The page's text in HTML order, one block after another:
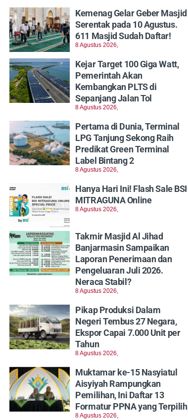
Kemenag Gelar Geber Masjid
Serentak pada 10 Agustus.
611 Masjid Sudah Daftar!
8 Agustus 2026,
Kejar Target 100 Giga Watt,
Pemerintah Akan
Kembangkan PLTS di
Sepanjang Jalan Tol
8 Agustus 2026,
Pertama di Dunia, Terminal
LPG Tanjung Sekong Raih
Predikat Green Terminal
Label Bintang 2
8 Agustus 2026,
Hanya Hari Ini! Flash Sale BSI
MITRAGUNA Online
8 Agustus 2026,
Takmir Masjid Al Jihad
Banjarmasin Sampaikan
Laporan Penerimaan dan
Pengeluaran Juli 2026.
Neraca Stabil?
8 Agustus 2026,
Pikap Produksi Dalam
Negeri Tembus 27 Negara,
Ekspor Capai 7.000 Unit per
Tahun
8 Agustus 2026,
Muktamar ke-15 Nasyiatul
Aisyiyah Rampungkan
Pemilihan, Ini Daftar 13
Formatur PPNA yang Terpilih
8 Agustus 2026,